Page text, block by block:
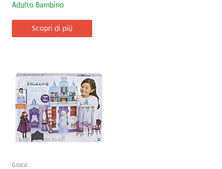
Adulto Bambino
Scopri di più
Gioco